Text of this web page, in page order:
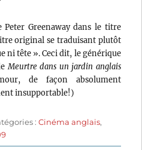
Greenaway dans le titre
original se traduisant plutôt
ni tête ». Ceci dit, le générique
Meurtre dans un jardin anglais
de façon absolument
insupportable!)
:Cinéma anglais,